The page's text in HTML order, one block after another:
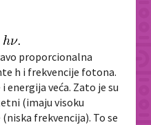
proporcionalna
h i frekvencije fotona.
energija veća. Zato je su
(imaju visoku
(niska frekvencija). To se